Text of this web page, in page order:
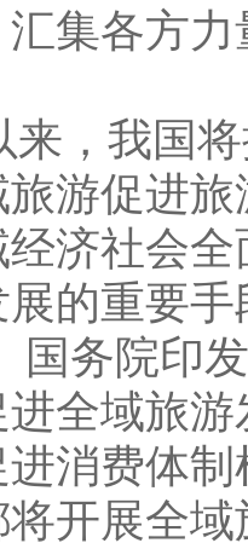
集各方
我国将
游促进
济社会
的重要
国务院印
全域旅
进消费体
开展全